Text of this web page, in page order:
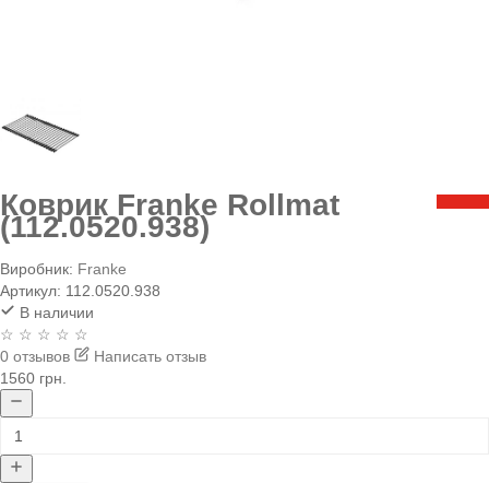
Коврик Franke Rollmat
(112.0520.938)
Виробник: Franke
Артикул: 112.0520.938
В наличии
☆ ☆ ☆ ☆ ☆
0 отзывов
Написать отзыв
1560 грн.